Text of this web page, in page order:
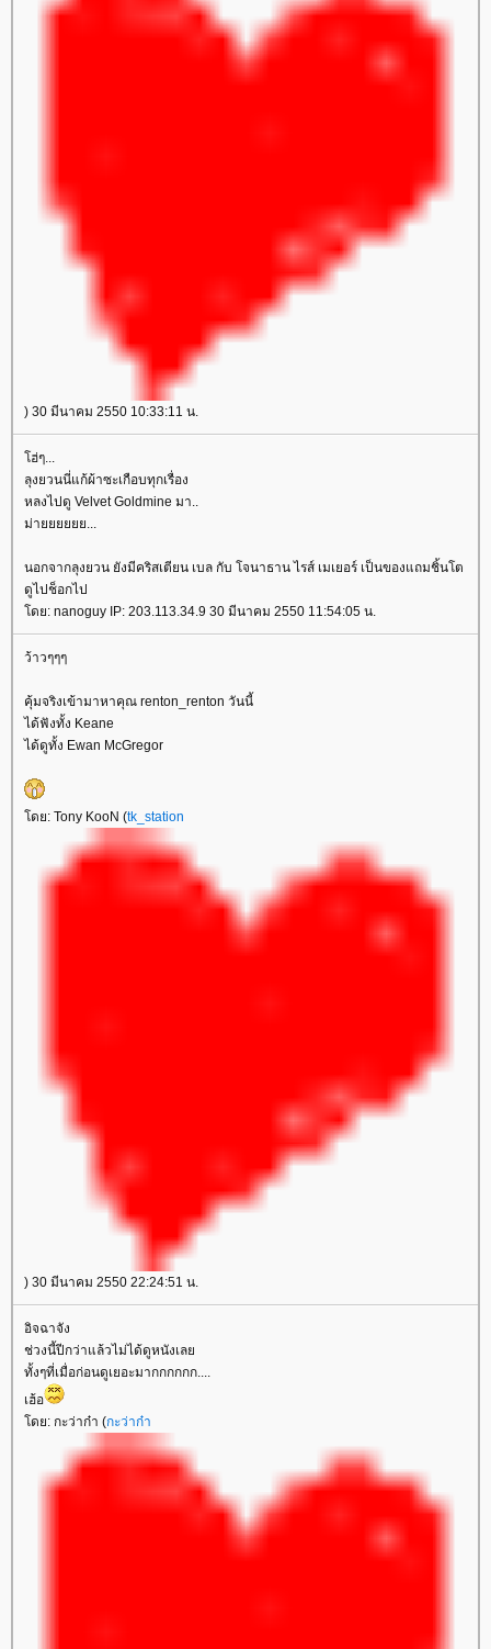
) 30 มีนาคม 2550 10:33:11 น.
ฮ่ๆ...
ลุงยวนนี่แก้ผ้าซะเกือบทุกเรื่อง
หลงไปดู Velvet Goldmine มา..
ม่ายยยยยย...
นอกจากลุงยวน ยังมีคริสเตียน เบล กับ โจนาธาน ไรส์ เมเยอร์ เป็นของแถมชิ้นโต
ดูไปช็อกไป
ดย: nanoguy IP: 203.113.34.9 30 มีนาคม 2550 11:54:05 น.
ว้าวๆๆๆ
คุ้มจริงเข้ามาหาคุณ renton_renton วันนี้
ได้ฟังทั้ง Keane
ได้ดูทั้ง Ewan McGregor
ดย: Tony KooN (tk_station
) 30 มีนาคม 2550 22:24:51 น.
อิจฉาจัง
ช่วงนี้ปีกว่าแล้วไม่ได้ดูหนังเล
ทั้งๆที่เมื่อก่อนดูเยอะมากกกกกก....
เฮ้อ
ดย: กะว่าก๋า (กะว่าก๋า